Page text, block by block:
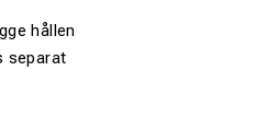
hållen
separat